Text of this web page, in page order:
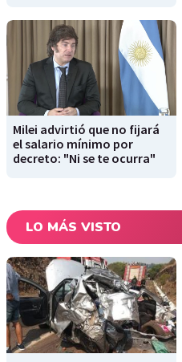
Milei advirtió que no fijará
el salario mínimo por
decreto: "Ni se te ocurra"
LO MÁS VISTO